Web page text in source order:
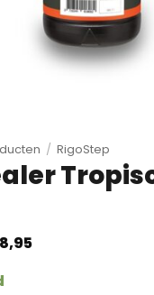
/ RigoStep
Prijsklasse: